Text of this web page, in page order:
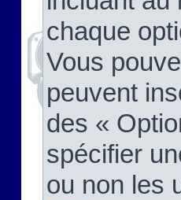
chaque
Vous
peuvent
des «
spécifier
ou non les